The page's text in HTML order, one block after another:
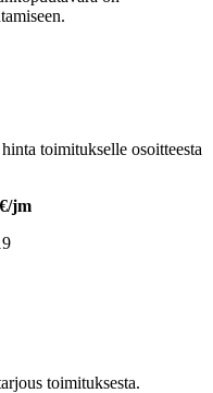
toimitukselle osoitteesta
jm
toimituksesta.